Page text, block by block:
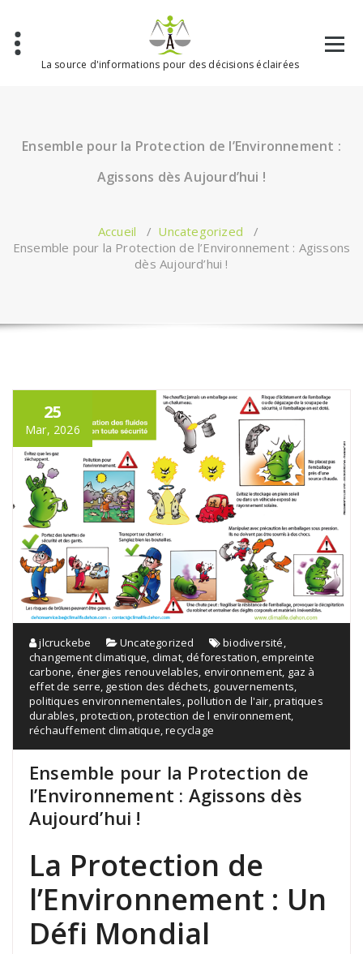
contenu
La source d'informations pour des décisions éclairées
Ensemble pour la Protection de l’Environnement :
Agissons dès Aujourd’hui !
Accueil / Uncategorized /
Ensemble pour la Protection de l’Environnement : Agissons
dès Aujourd’hui !
25
Mar, 2026
jlcruckebe Uncategorized biodiversité,
changement climatique, climat,déforestation,empreinte
carbone, énergies renouvelables, environnement, gaz à
effet de serre, gestion des déchets, gouvernements,
politiques environnementales,pollution de l'air,pratiques
durables,protection,protection de l environnement,
réchauffement climatique,recyclage
Ensemble pour la Protection de
l’Environnement : Agissons dès
Aujourd’hui !
La Protection de
l’Environnement : Un
Défi Mondial